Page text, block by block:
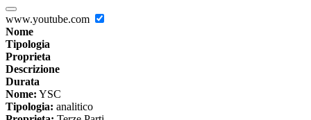
www.youtube.com
Nome
Tipologia
Proprieta
Descrizione
Durata
Nome: YSC
Tipologia: analitico